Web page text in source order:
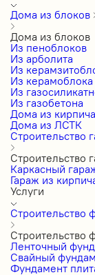
Дома из блоков
Дома из блоков
Из пеноблоков
Из арболита
Из
Из керамоблока
Из
Из газобетона
Дома из кирпича
Дома из ЛСТК
Строительство
Строительство
Каркасный
Гараж из
Услуги
Строительство
Строительство
Ленточный
Свайный
Фундамент